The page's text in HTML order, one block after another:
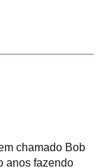
chamado Bob
anos fazendo